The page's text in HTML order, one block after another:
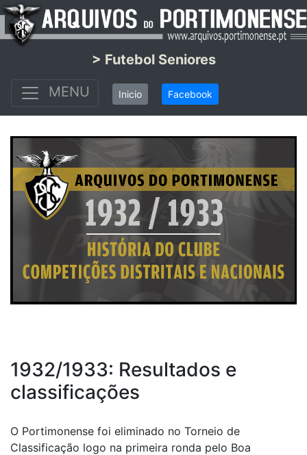
> Futebol Seniores
MENU
Inicio Facebook
1932/1933: Resultados e
classificações
O Portimonense foi eliminado no Torneio de
Classificação logo na primeira ronda pelo Boa